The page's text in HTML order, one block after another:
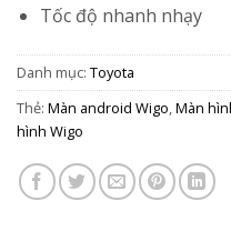
Tốc độ nhanh nhạy
Danh mục: Toyota
Thẻ: Màn android Wigo,Màn
hình Wigo